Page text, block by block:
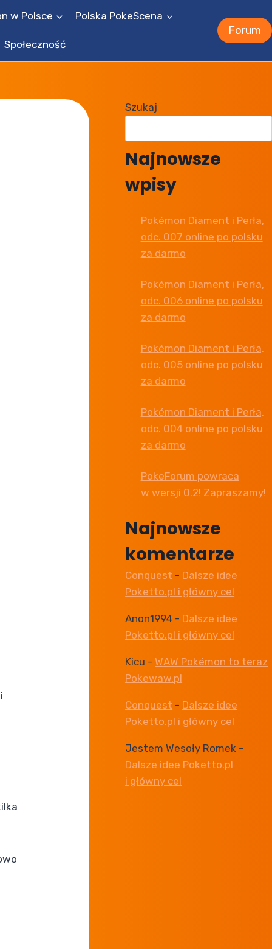
w Polsce Polska PokeScena
Społeczność
Forum
Szukaj
Najnowsze
wpisy
Pokémon Diament i Perła,
odc. 007 online po polsku
za darmo
Pokémon Diament i Perła,
odc. 006 online po polsku
za darmo
Pokémon Diament i Perła,
odc. 005 online po polsku
za darmo
Pokémon Diament i Perła,
odc. 004 online po polsku
za darmo
PokeForum powraca
w wersji 0.2! Zapraszamy!
Najnowsze
komentarze
Conquest - Dalsze idee
Poketto.pl i główny cel
Anon1994 - Dalsze idee
Poketto.pl i główny cel
Kicu - WAW Pokémon to teraz
Pokewaw.pl
Conquest - Dalsze idee
Poketto.pl i główny cel
Jestem Wesoły Romek -
Dalsze idee Poketto.pl
i główny cel